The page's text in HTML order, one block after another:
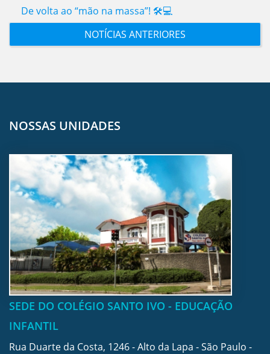
De volta ao “mão na massa”! 🛠️💻
NOTÍCIAS ANTERIORES
NOSSAS UNIDADES
SEDE DO COLÉGIO SANTO IVO - EDUCAÇÃO
INFANTIL
Rua Duarte da Costa, 1246 - Alto da Lapa - São Paulo -